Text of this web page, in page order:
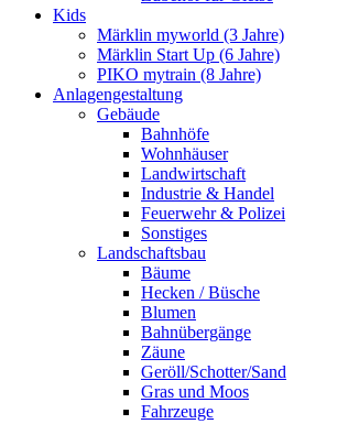
Kids
Märklin myworld (3 Jahre)
Märklin Start Up (6 Jahre)
PIKO mytrain (8 Jahre)
Anlagengestaltung
Gebäude
Bahnhöfe
Wohnhäuser
Landwirtschaft
Industrie & Handel
Feuerwehr & Polizei
Sonstiges
Landschaftsbau
Bäume
Hecken / Büsche
Blumen
Bahnübergänge
Zäune
Geröll/Schotter/Sand
Gras und Moos
Fahrzeuge